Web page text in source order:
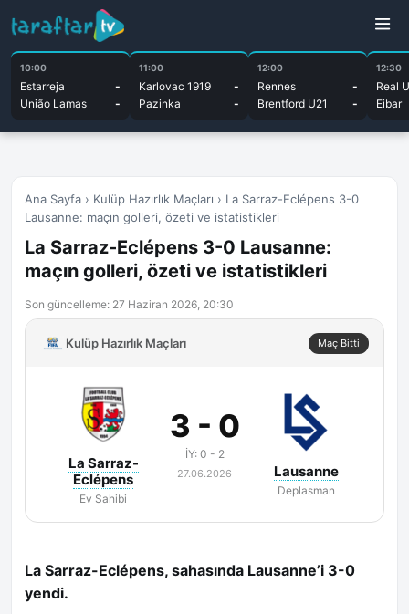
10:00
Estarreja
-
União Lamas
-
11:00
Karlovac 1919
-
Pazinka
-
12:00
Rennes
-
Brentford U21
-
12:30
Real
Eibar
Ana Sayfa › Kulüp Hazırlık Maçları › La Sarraz-Eclépens 3-0
Lausanne: maçın golleri, özeti ve istatistikleri
La Sarraz-Eclépens 3-0 Lausanne:
maçın golleri, özeti ve istatistikleri
Son güncelleme: 27 Haziran 2026, 20:30
Kulüp Hazırlık Maçları Maç Bitti
La Sarraz-
Eclépens
Ev Sahibi
3 - 0
İY: 0 - 2
27.06.2026 Lausanne
Deplasman
La Sarraz-Eclépens, sahasında Lausanne’i 3-0
yendi.